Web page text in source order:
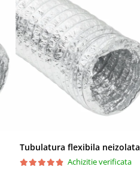
Tubulatura flexibila neizolata
Achizitie verificata